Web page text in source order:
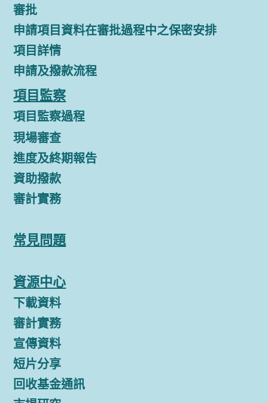
審批
申請項目資料在審批過程中之保密安排
項目詳情
申請及撥款流程
項目監察
項目監察過程
現場審查
進度及終期報告
資助撥款
審計實務
常見問題
資源中心
下載資料
審計實務
宣傳資料
短片分享
回收基金通訊